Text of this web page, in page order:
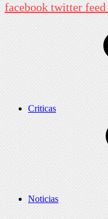
facebook twitter feed
Criticas
Noticias